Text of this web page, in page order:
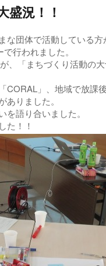
況！！
団体で活動している
行われました。
「まちづくり活動の
」、地域で放課
りました。
語り合いました。
た！！